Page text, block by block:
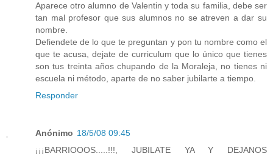
Aparece otro alumno de Valentin y toda su familia, debe ser
tan mal profesor que sus alumnos no se atreven a dar su
nombre.
Defiendete de lo que te preguntan y pon tu nombre como el
que te acusa, dejate de curriculum que lo único que tienes
son tus treinta años chupando de la Moraleja, no tienes ni
escuela ni método, aparte de no saber jubilarte a tiempo.
Responder
Anónimo 18/5/08 09:45
¡¡¡BARRIOOOS.....!!!, JUBILATE YA Y DEJANOS